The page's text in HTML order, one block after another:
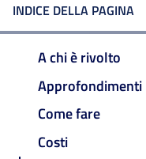
INDICE DELLA PAGINA
A chi è rivolto
Approfondimenti
Come fare
Costi